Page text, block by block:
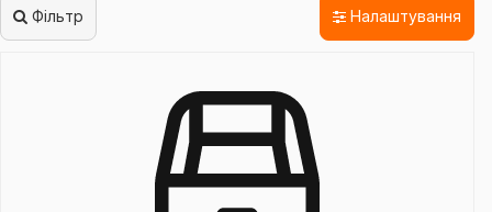
Фільтр Налаштування